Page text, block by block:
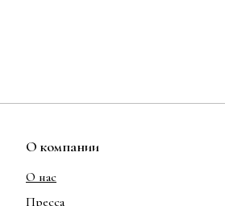
О нас
О компании
Пресса